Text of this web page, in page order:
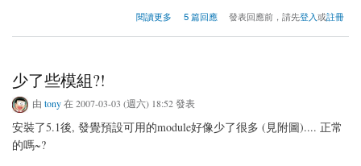
閱讀更多
關於Drupal Taiwan 的常用模組清單 5 篇回應 發表回應前，請先登入或註冊
少了些模組?!
由 tony在 2007-03-03 (週六) 18:52 發表
安裝了5.1後, 發覺預設可用的module好像少了很多 (見附圖).... 正常
的嗎~?